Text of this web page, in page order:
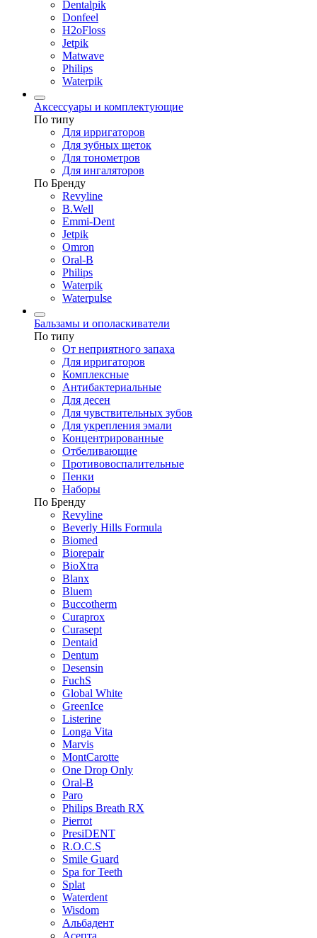
Dentalpik
Donfeel
H2oFloss
Jetpik
Matwave
Philips
Waterpik
Аксессуары и комплектующие
По типу
Для ирригаторов
Для зубных щеток
Для тонометров
Для ингаляторов
По Бренду
Revyline
B.Well
Emmi-Dent
Jetpik
Omron
Oral-B
Philips
Waterpik
Waterpulse
Бальзамы и ополаскиватели
По типу
От неприятного запаха
Для ирригаторов
Комплексные
Антибактериальные
Для десен
Для чувствительных зубов
Для укрепления эмали
Концентрированные
Отбеливающие
Противовоспалительные
Пенки
Наборы
По Бренду
Revyline
Beverly Hills Formula
Biomed
Biorepair
BioXtra
Blanx
Bluem
Buccotherm
Curaprox
Curasept
Dentaid
Dentum
Desensin
FuchS
Global White
GreenIce
Listerine
Longa Vita
Marvis
MontCarotte
One Drop Only
Oral-B
Paro
Philips Breath RX
Pierrot
PresiDENT
R.O.C.S
Smile Guard
Spa for Teeth
Splat
Waterdent
Wisdom
Альбадент